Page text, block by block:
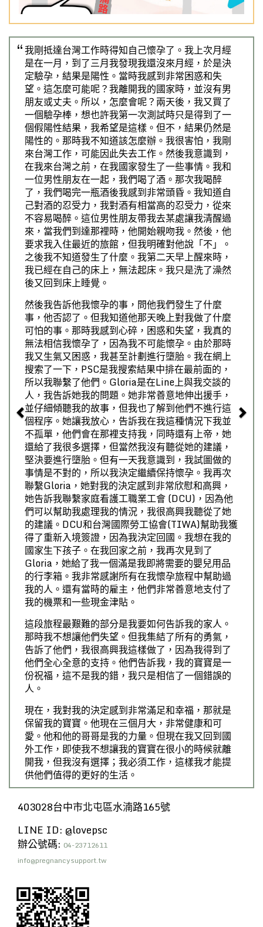
我剛抵達台灣工作時得知自己懷孕了。我上次月經
是在一月，到了三月我發現我還沒來月經，於是決
定驗孕，結果是陽性。當時我感到非常困惑和失
望。這怎麼可能呢？我離開我的國家時，並沒有男
朋友或丈夫。所以，怎麼會呢？兩天後，我又買了
一個驗孕棒，想也許我第一次測試時只是得到了一
個假陽性結果，我希望是這樣。但不，結果仍然是
陽性的。那時我不知道該怎麼辦。我很害怕，我剛
來台灣工作，可能因此失去工作。然後我意識到，
在我來台灣之前，在我國家發生了一些事情。我和
一位男性朋友在一起，我們喝了酒。那次我喝醉
了，我們喝完一瓶酒後我感到非常頭昏。我知道自
己對酒的忍受力，我對酒有相當高的忍受力，從來
不容易喝醉。這位男性朋友帶我去某處讓我清醒過
來，當我們到達那裡時，他開始親吻我。然後，他
要求我入住最近的旅館，但我明確對他說「不」。
之後我不知道發生了什麼。我第二天早上醒來時，
我已經在自己的床上，無法起床。我只是洗了澡然
後又回到床上睡覺。
然後我告訴他我懷孕的事，問他我們發生了什麼
事，他否認了。但我知道他那天晚上對我做了什麼
可怕的事。那時我感到心碎，困惑和失望，我真的
無法相信我懷孕了，因為我不可能懷孕。由於那時
我又生氣又困惑，我甚至計劃進行墮胎。我在網上
搜索了一下，PSC是我搜索結果中排在最前面的，
所以我聯繫了他們。Gloria是在Line上與我交談的
人，我告訴她我的問題。她非常善意地伸出援手，
並仔細傾聽我的故事，但我也了解到他們不進行這
個程序。她讓我放心，告訴我在我這種情況下我並
不孤單，他們會在那裡支持我，同時還有上帝，她
還給了我很多選擇，但當然我沒有聽從她的建議，
堅決要進行墮胎。但有一天我意識到，我試圖做的
事情是不對的，所以我決定繼續保持懷孕。我再次
聯繫Gloria，她對我的決定感到非常欣慰和高興，
她告訴我聯繫家庭看護工職業工會 (DCU)，因為他
們可以幫助我處理我的情況，我很高興我聽從了她
的建議。DCU和台灣國際勞工協會(TIWA)幫助我獲
得了重新入境簽證，因為我決定回國。我想在我的
國家生下孩子。在我回家之前，我再次見到了
Gloria，她給了我一個滿是我即將需要的嬰兒用品
的行李箱。我非常感謝所有在我懷孕旅程中幫助過
我的人。還有當時的雇主，他們非常善意地支付了
我的機票和一些現金津貼。
這段旅程最艱難的部分是我要如何告訴我的家人。
那時我不想讓他們失望。但我集結了所有的勇氣，
告訴了他們，我很高興我這樣做了，因為我得到了
他們全心全意的支持。他們告訴我，我的寶寶是一
份祝福，這不是我的錯，我只是相信了一個錯誤的
人。
現在，我對我的決定感到非常滿足和幸福，那就是
保留我的寶寶。他現在三個月大，非常健康和可
愛。他和他的哥哥是我的力量。但現在我又回到國
外工作，即使我不想讓我的寶寶在很小的時候就離
開我，但我沒有選擇；我必須工作，這樣我才能提
供他們值得的更好的生活。
Previous
403028台中市北屯區水湳路165號
LINE ID: @lovepsc
辦公號碼: 04-23712611
info@pregnancysupport.tw